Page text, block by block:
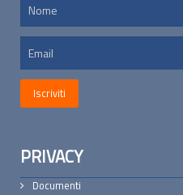
PRIVACY
Documenti